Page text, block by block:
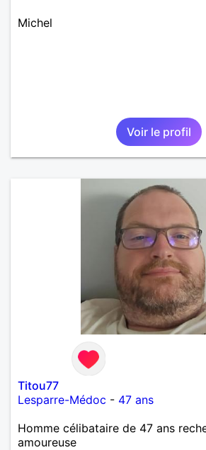
Michel
Voir le profil
Titou77
Lesparre-Médoc - 47 ans
Homme célibataire de 47 ans
amoureuse